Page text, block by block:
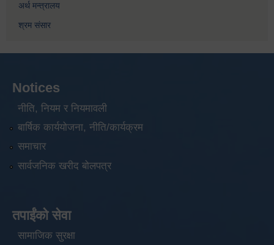
अर्थ मन्त्रालय
श्रम संसार
Notices
नीति, नियम र नियमावली
बार्षिक कार्ययोजना, नीति/कार्यक्रम
समाचार
सार्वजनिक खरीद बोलपत्र
तपाईंको सेवा
सामाजिक सुरक्षा